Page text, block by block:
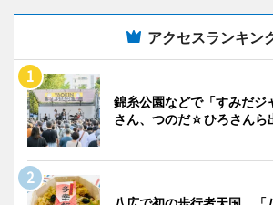
アクセスランキン
錦糸公園などで「すみだ
さん、つのだ☆ひろさんら